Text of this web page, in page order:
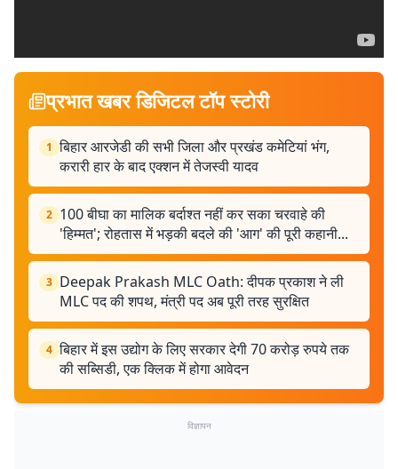
प्रभात खबर डिजिटल टॉप स्टोरी
1 बिहार आरजेडी की सभी जिला और प्रखंड कमेटियां भंग,
करारी हार के बाद एक्शन में तेजस्वी यादव
2 100 बीघा का मालिक बर्दाश्त नहीं कर सका चरवाहे की
'हिम्मत'; रोहतास में भड़की बदले की 'आग' की पूरी कहानी...
3 Deepak Prakash MLC Oath: दीपक प्रकाश ने ली
MLC पद की शपथ, मंत्री पद अब पूरी तरह सुरक्षित
4 बिहार में इस उद्योग के लिए सरकार देगी 70 करोड़ रुपये तक
की सब्सिडी, एक क्लिक में होगा आवेदन
विज्ञापन